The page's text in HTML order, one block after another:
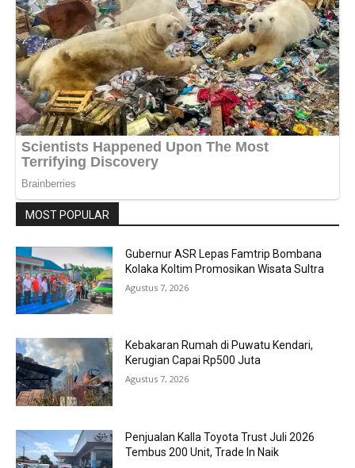
MOST POPULAR
Gubernur ASR Lepas Famtrip Bombana
Kolaka Koltim Promosikan Wisata Sultra
Agustus 7, 2026
Kebakaran Rumah di Puwatu Kendari,
Kerugian Capai Rp500 Juta
Agustus 7, 2026
Penjualan Kalla Toyota Trust Juli 2026
Tembus 200 Unit, Trade In Naik